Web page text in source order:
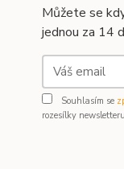
Můžete se
jednou za 14
Souhlasím se
rozesílky